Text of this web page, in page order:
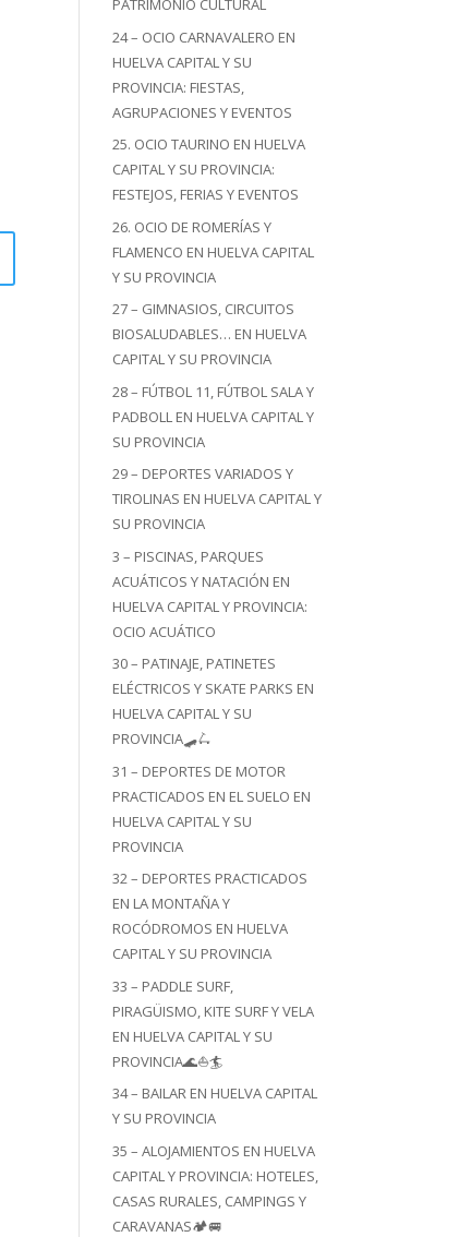
PATRIMONIO CULTURAL
24 – OCIO CARNAVALERO EN
HUELVA CAPITAL Y SU
PROVINCIA: FIESTAS,
AGRUPACIONES Y EVENTOS
25. OCIO TAURINO EN HUELVA
CAPITAL Y SU PROVINCIA:
FESTEJOS, FERIAS Y EVENTOS
26. OCIO DE ROMERÍAS Y
FLAMENCO EN HUELVA CAPITAL
Y SU PROVINCIA
27 – GIMNASIOS, CIRCUITOS
BIOSALUDABLES… EN HUELVA
CAPITAL Y SU PROVINCIA
28 – FÚTBOL 11, FÚTBOL SALA Y
PADBOLL EN HUELVA CAPITAL Y
SU PROVINCIA
29 – DEPORTES VARIADOS Y
TIROLINAS EN HUELVA CAPITAL Y
SU PROVINCIA
3 – PISCINAS, PARQUES
ACUÁTICOS Y NATACIÓN EN
HUELVA CAPITAL Y PROVINCIA:
OCIO ACUÁTICO
30 – PATINAJE, PATINETES
ELÉCTRICOS Y SKATE PARKS EN
HUELVA CAPITAL Y SU
PROVINCIA🛹🛴
31 – DEPORTES DE MOTOR
PRACTICADOS EN EL SUELO EN
HUELVA CAPITAL Y SU
PROVINCIA
32 – DEPORTES PRACTICADOS
EN LA MONTAÑA Y
ROCÓDROMOS EN HUELVA
CAPITAL Y SU PROVINCIA
33 – PADDLE SURF,
PIRAGÜISMO, KITE SURF Y VELA
EN HUELVA CAPITAL Y SU
PROVINCIA🌊⛵🏄
34 – BAILAR EN HUELVA CAPITAL
Y SU PROVINCIA
35 – ALOJAMIENTOS EN HUELVA
CAPITAL Y PROVINCIA: HOTELES,
CASAS RURALES, CAMPINGS Y
CARAVANAS🏕️🚐